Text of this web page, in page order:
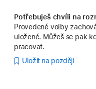
Potřebuješ chvíli na
Provedené volby
uložené. Můžeš se pak
pracovat.
Uložit na později